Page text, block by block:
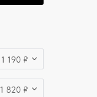
1 190 ₽
1 820 ₽